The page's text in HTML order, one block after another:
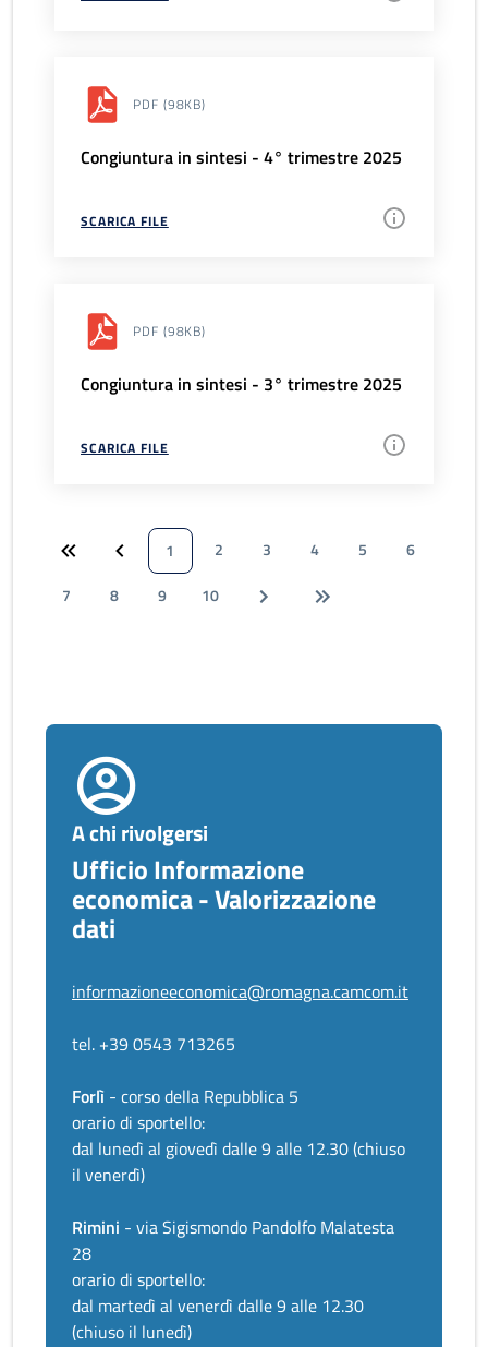
PDF (98KB)
Congiuntura in sintesi - 4° trimestre 2025
SCARICA FILE
PDF (98KB)
Congiuntura in sintesi - 3° trimestre 2025
SCARICA FILE
1 2 3 4 5
6
7
8 9 10
A chi rivolgersi
Ufficio Informazione
economica - Valorizzazione
dati
informazioneeconomica@romagna.camcom.it
tel. +39 0543 713265
Forlì - corso della Repubblica 5
orario di sportello:
dal lunedì al giovedì dalle 9 alle 12.30 (chiuso
il venerdì)
Rimini - via Sigismondo Pandolfo Malatesta
28
orario di sportello:
dal martedì al venerdì dalle 9 alle 12.30
(chiuso il lunedì)